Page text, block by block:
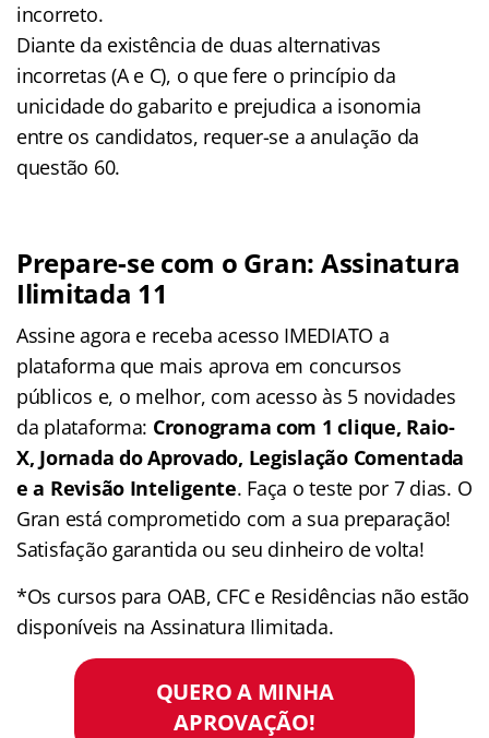
incorreto.
Diante da existência de duas alternativas
incorretas (A e C), o que fere o princípio da
unicidade do gabarito e prejudica a isonomia
entre os candidatos, requer-se a anulação da
questão 60.
Prepare-se com o Gran: Assinatura
Ilimitada 11
Assine agora e receba acesso IMEDIATO a
plataforma que mais aprova em concursos
públicos e, o melhor, com acesso às 5 novidades
da plataforma: Cronograma com 1 clique, Raio-
X, Jornada do Aprovado, Legislação Comentada
e a Revisão Inteligente. Faça o teste por 7 dias. O
Gran está comprometido com a sua preparação!
Satisfação garantida ou seu dinheiro de volta!
*Os cursos para OAB, CFC e Residências não estão
disponíveis na Assinatura Ilimitada.
QUERO A MINHA
APROVAÇÃO!